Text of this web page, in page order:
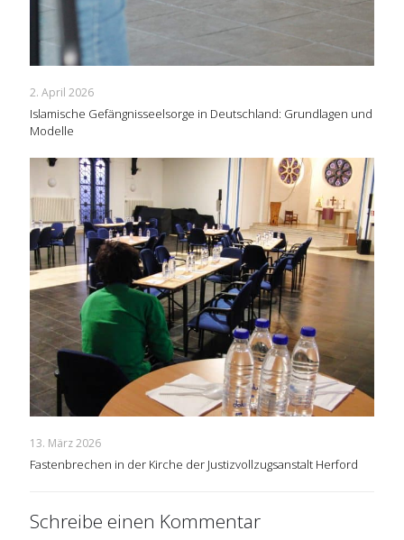
2. April 2026
Islamische Gefängnisseelsorge in Deutschland: Grundlagen und
Modelle
13. März 2026
Fastenbrechen in der Kirche der Justizvollzugsanstalt Herford
Schreibe einen Kommentar